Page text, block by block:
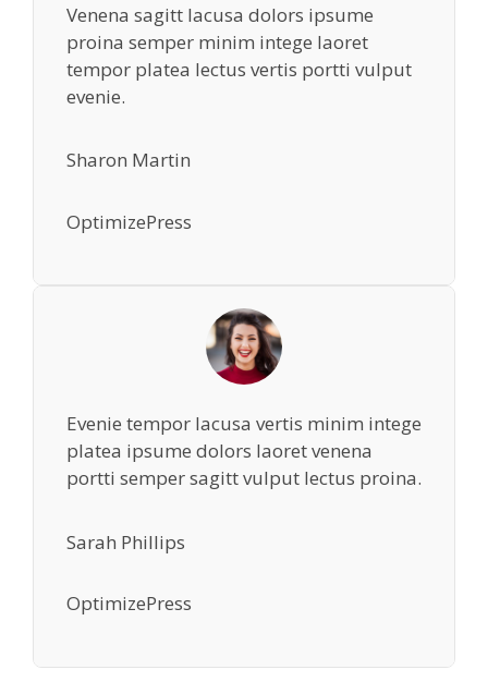
Venena sagitt lacusa dolors ipsume
proina semper minim intege laoret
tempor platea lectus vertis portti vulput
evenie.
Sharon Martin
OptimizePress
Evenie tempor lacusa vertis minim intege
platea ipsume dolors laoret venena
portti semper sagitt vulput lectus proina.
Sarah Phillips
OptimizePress